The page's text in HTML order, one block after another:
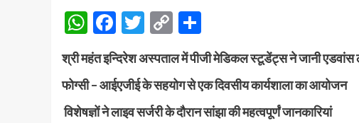
WhatsApp
Facebook
Twitter
Copy
Link
श्री महंत इन्दिरेश अस्पताल में पीजी मेडिकल स्टूडेंट्स ने जानी एडवांस
फोग्सी – आईएजीई के सहयोग से एक दिवसीय कार्यशाला का आयोजन
विशेषज्ञों ने लाइव सर्जरी के दौरान सांझा की महत्वपूर्णं जानकारियां